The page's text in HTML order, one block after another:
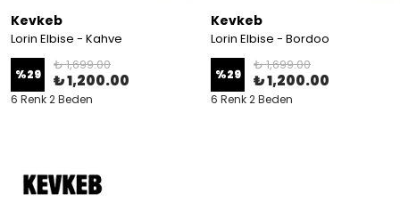
Kevkeb
Lorin Elbise - Kahve
%29
₺ 1,699.00
₺ 1,200.00
6 Renk 2 Beden
Kevkeb
Lorin Elbise - Bordoo
%29
₺ 1,699.00
₺ 1,200.00
6 Renk 2 Beden